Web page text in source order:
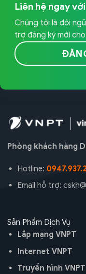
Liên hệ ngay
Chúng tôi là đội
trợ đăng ký mới
Phòng khách hàng
Hotline:
Email hỗ trợ:
Sản Phẩm Dịch Vụ
Lắp mạng VNPT
Internet VNPT
Truyền hình VNPT